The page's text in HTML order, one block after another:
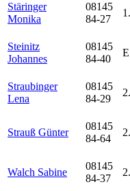
Stäringer
Monika
08145
84-27
Steinitz
Johannes
08145
84-40
Straubinger
Lena
08145
84-29
Strauß Günter
08145
84-64
Walch Sabine
08145
84-37